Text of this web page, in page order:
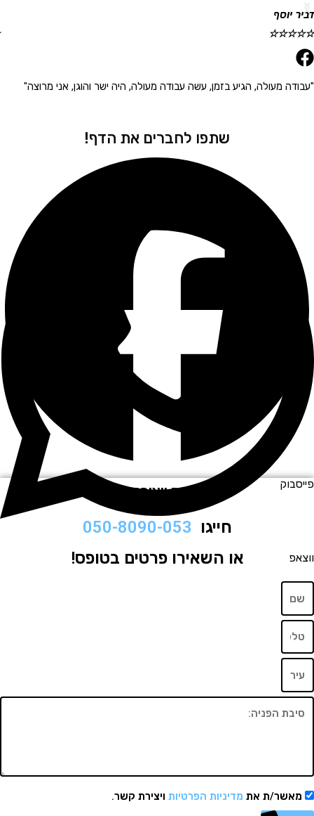
☆
☆
מעולה, הגיע בזמן, עשה עבודה מעולה, היה ישר והוגן, אני מרוצה"
שתפו לחברים את הדף!
לתיאום ויצירת קשר
חייגו050-8090-053
או השאירו פרטים בטופס!
ת אתמדיניות הפרטיותויצירת קשר.